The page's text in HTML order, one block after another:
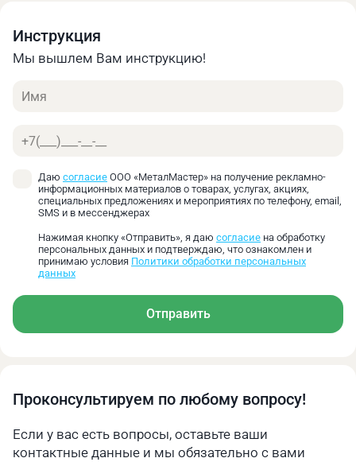
Инструкция
Мы вышлем Вам инструкцию!
Имя
Телефон
Даю согласие ООО «МеталМастер» на получение рекламно-
информационных материалов о товарах, услугах, акциях,
специальных предложениях и мероприятиях по телефону, email,
SMS и в мессенджерах
Нажимая кнопку «Отправить», я даю согласие на обработку
персональных данных и подтверждаю, что ознакомлен и
принимаю условия Политики обработки персональных
данных
Отправить
Проконсультируем по любому вопросу!
Если у вас есть вопросы, оставьте ваши
контактные данные и мы обязательно с вами